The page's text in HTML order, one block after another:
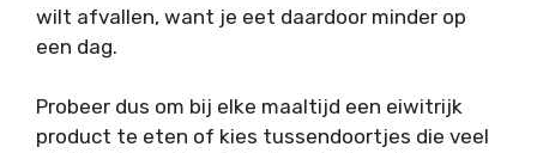
wilt afvallen, want je eet daardoor minder op
een dag.
Probeer dus om bij elke maaltijd een eiwitrijk
product te eten of kies tussendoortjes die veel